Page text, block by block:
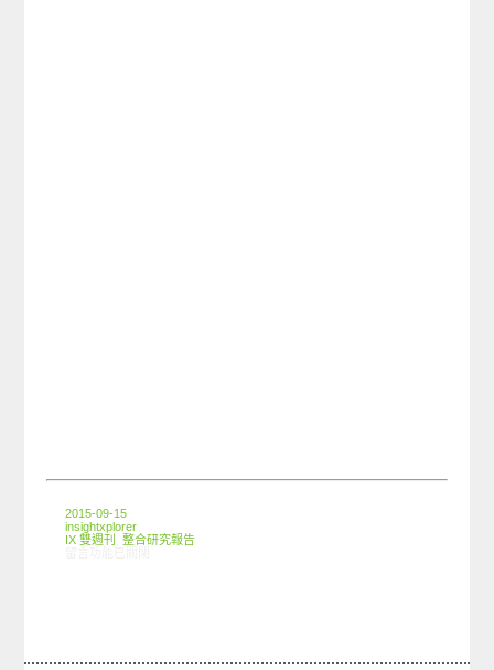
2015-09-15
insightxplorer
IX 雙週刊
,整合研究報告